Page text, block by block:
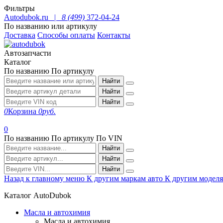
Фильтры
Autodubok.ru |
8 (499) 372-04-24
По названию или артикулу
Доставка Способы оплаты Контакты
Автозапчасти
Каталог
По названию По артикулу
Найти
Найти
Найти
0Корзина 0руб.
0
По названию По артикулу По VIN
Найти
Найти
Найти
Назад к главному меню К другим маркам авто К другим
Каталог AutoDubok
Масла и автохимия
Масла и автохимия